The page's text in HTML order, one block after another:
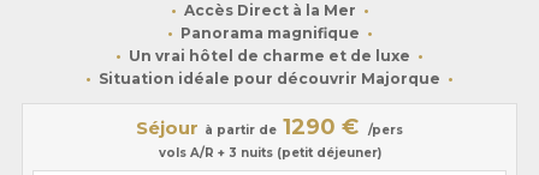
Accès Direct à la Mer
Panorama magnifique
Un vrai hôtel de charme et de luxe
Situation idéale pour découvrir Majorque
Séjour à partir de 1290 €
/pers
vols A/R + 3 nuits (petit déjeuner)